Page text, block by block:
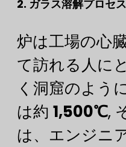
2. ガラス溶解プロセス
炉は工場の心
て訪れる人に
く洞窟のよう
は約 1,500℃,
は、エンジニ